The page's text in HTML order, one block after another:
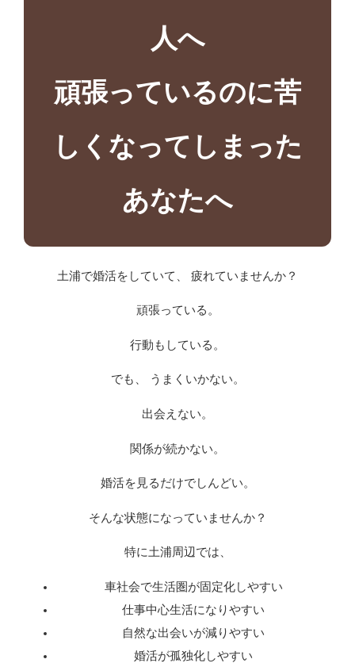
人へ
頑張っているのに苦
しくなってしまった
あなたへ
土浦で婚活をしていて、 疲れていませんか？
頑張っている。
行動もしている。
でも、 うまくいかない。
出会えない。
関係が続かない。
婚活を見るだけでしんどい。
そんな状態になっていませんか？
特に土浦周辺では、
車社会で生活圏が固定化しやすい
仕事中心生活になりやすい
自然な出会いが減りやすい
婚活が孤独化しやすい